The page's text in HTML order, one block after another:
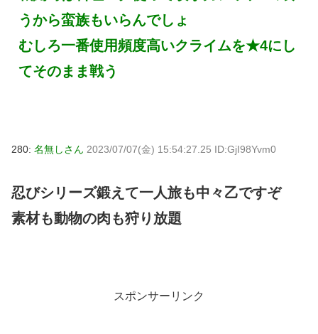
うから蛮族もいらんでしょ
むしろ一番使用頻度高いクライムを★4にし
てそのまま戦う
280: 名無しさん 2023/07/07(金) 15:54:27.25 ID:GjI98Yvm0
忍びシリーズ鍛えて一人旅も中々乙ですぞ
素材も動物の肉も狩り放題
スポンサーリンク